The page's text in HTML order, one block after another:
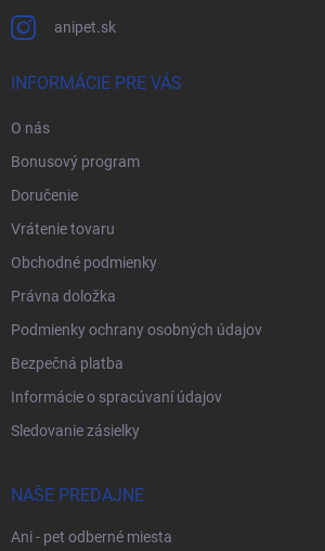
anipet.sk
INFORMÁCIE PRE VÁS
O nás
Bonusový program
Doručenie
Vrátenie tovaru
Obchodné podmienky
Právna doložka
Podmienky ochrany osobných údajov
Bezpečná platba
Informácie o spracúvaní údajov
Sledovanie zásielky
NAŠE PREDAJNE
Ani - pet odberné miesta